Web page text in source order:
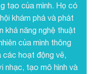
tạo của mình. Họ có
khám phá và phát
khả năng nghệ thuật
của mình thông
các hoạt động vẽ,
nhạc, tạo mô hình và